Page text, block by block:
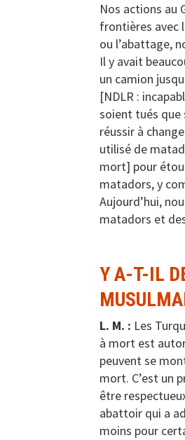
Nos actions au
frontières avec
ou l’abattage,
Il y avait
un camion
[NDLR :
soient tués que
réussir à
utilisé de
mort] pour
matadors, y
Aujourd’hui,
matadors et
Y A-T-IL
L. M. : Les
à mort est
peuvent se
mort. C’est un
être
abattoir qui a
moins pour